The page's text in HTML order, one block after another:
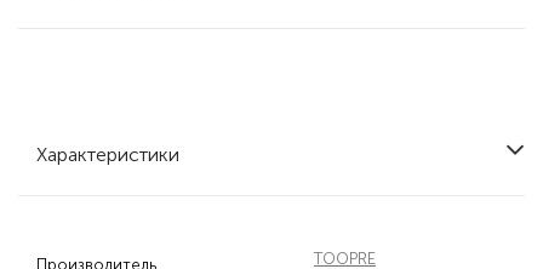
Характеристики
Производитель TOOPRE